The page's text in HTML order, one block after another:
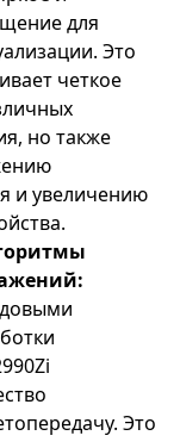
для
Это
четкое
но также
и увеличению
Это